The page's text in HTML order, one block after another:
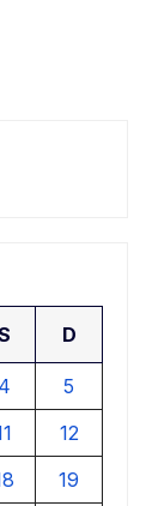
D
4
5
12
19